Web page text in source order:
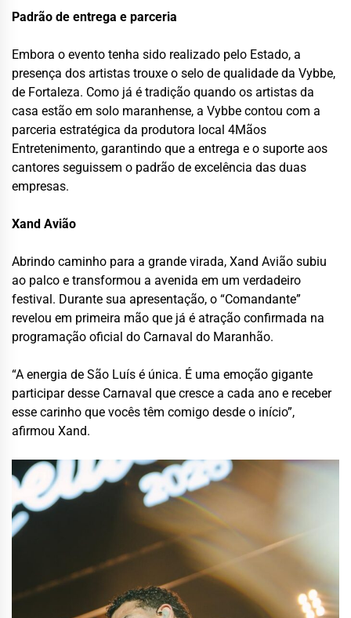
Padrão de entrega e parceria
Embora o evento tenha sido realizado pelo Estado, a
presença dos artistas trouxe o selo de qualidade da Vybbe,
de Fortaleza. Como já é tradição quando os artistas da
casa estão em solo maranhense, a Vybbe contou com a
parceria estratégica da produtora local 4Mãos
Entretenimento, garantindo que a entrega e o suporte aos
cantores seguissem o padrão de excelência das duas
empresas.
Xand Avião
Abrindo caminho para a grande virada, Xand Avião subiu
ao palco e transformou a avenida em um verdadeiro
festival. Durante sua apresentação, o “Comandante”
revelou em primeira mão que já é atração confirmada na
programação oficial do Carnaval do Maranhão.
“A energia de São Luís é única. É uma emoção gigante
participar desse Carnaval que cresce a cada ano e receber
esse carinho que vocês têm comigo desde o início”,
afirmou Xand.